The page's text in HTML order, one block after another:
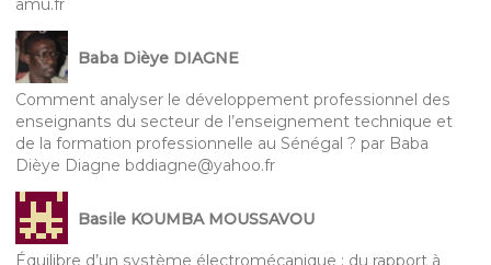
amu.fr
Baba Dièye DIAGNE
Comment analyser le développement professionnel des
enseignants du secteur de l’enseignement technique et
de la formation professionnelle au Sénégal ? par Baba
Dièye Diagne bddiagne@yahoo.fr
Basile KOUMBA MOUSSAVOU
Équilibre d’un système électromécanique : du rapport à